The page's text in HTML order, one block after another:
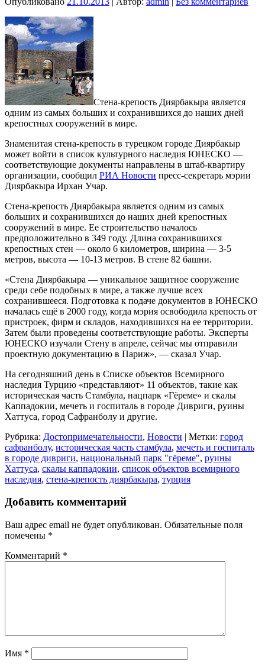
Стена-крепость Диярбакыра является
одним из самых больших и сохранившихся до наших дней
крепостных сооружений в мире.
Знаменитая стена-крепость в турецком городе Диярбакыр
может войти в список культурного наследия ЮНЕСКО —
соответствующие документы направлены в штаб-квартиру
организации, сообщил РИА Новости пресс-секретарь мэрии
Диярбакыра Ирхан Учар.
Стена-крепость Диярбакыра является одним из самых
больших и сохранившихся до наших дней крепостных
сооружений в мире. Ее строительство началось
предположительно в 349 году. Длина сохранившихся
крепостных стен — около 6 километров, ширина — 3-5
метров, высота — 10-13 метров. В стене 82 башни.
«Стена Диярбакыра — уникальное защитное сооружение
среди себе подобных в мире, а также лучше всех
сохранившееся. Подготовка к подаче документов в ЮНЕСКО
началась ещё в 2000 году, когда мэрия освободила крепость от
пристроек, фирм и складов, находившихся на ее территории.
Затем были проведены соответствующие работы. Эксперты
ЮНЕСКО изучали Стену в апреле, сейчас мы отправили
проектную документацию в Париж», — сказал Учар.
На сегодняшний день в Списке объектов Всемирного
наследия Турцию «представляют» 11 объектов, такие как
историческая часть Стамбула, нацпарк «Гёреме» и скалы
Каппадокии, мечеть и госпиталь в городе Дивриги, руины
Хаттуса, город Сафранболу и другие.
Рубрика: Достопримечательности, Новости | Метки: город
сафранболу, историческая часть стамбула, мечеть и госпиталь
в городе дивриги, национальный парк "гёреме", руины
Хаттуса, скалы каппадокии, список объектов всемирного
наследия, стена-крепость диярбакыра, турция
Добавить комментарий
Ваш адрес email не будет опубликован. Обязательные поля
помечены *
Комментарий *
Имя *